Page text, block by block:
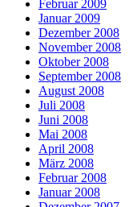
Februar 2009
Januar 2009
Dezember 2008
November 2008
Oktober 2008
September 2008
August 2008
Juli 2008
Juni 2008
Mai 2008
April 2008
März 2008
Februar 2008
Januar 2008